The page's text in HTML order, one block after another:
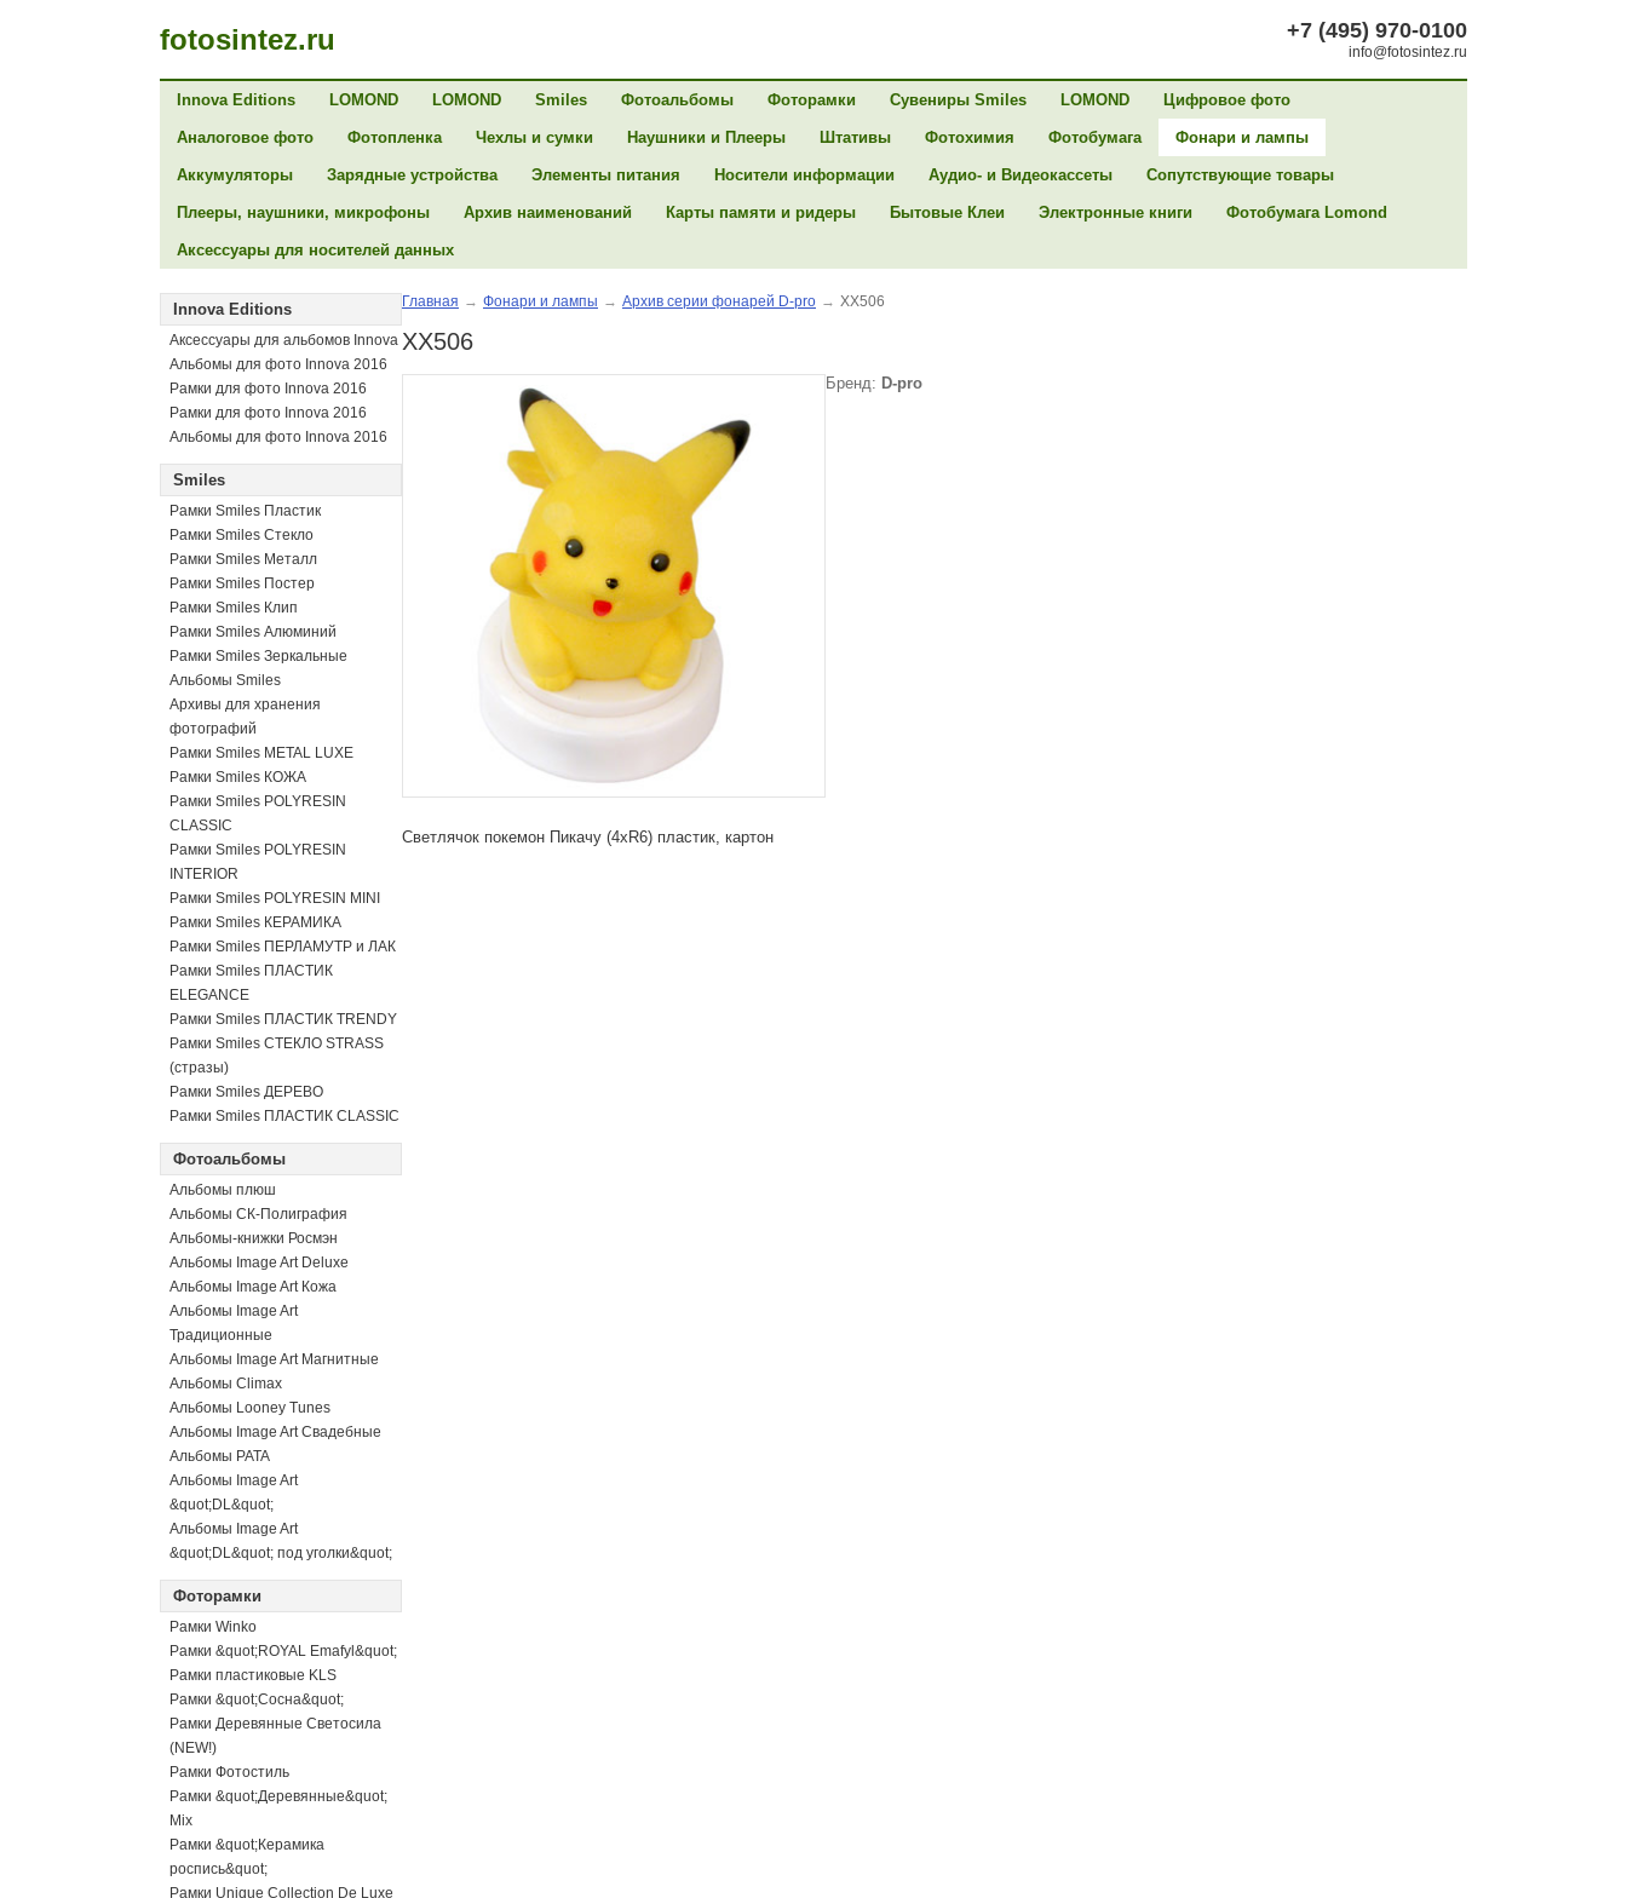
fotosintez.ru +7 (495) 970-0100
info@fotosintez.ru
Innova Editions LOMOND LOMOND Smiles Фотоальбомы Фоторамки Сувениры Smiles LOMOND Цифровое фото
Аналоговое фото Фотопленка Чехлы и сумки Наушники и Плееры Штативы Фотохимия Фотобумага Фонари и лампы
Аккумуляторы Зарядные устройства Элементы питания Носители информации Аудио- и Видеокассеты Сопутствующие товары
Плееры, наушники, микрофоны Архив наименований Карты памяти и ридеры Бытовые Клеи Электронные книги Фотобумага Lomond
Аксессуары для носителей данных
Innova Editions
Аксессуары для альбомов Innova
Альбомы для фото Innova 2016
Рамки для фото Innova 2016
Рамки для фото Innova 2016
Альбомы для фото Innova 2016
Smiles
Рамки Smiles Пластик
Рамки Smiles Стекло
Рамки Smiles Металл
Рамки Smiles Постер
Рамки Smiles Клип
Рамки Smiles Алюминий
Рамки Smiles Зеркальные
Альбомы Smiles
Архивы для хранения
фотографий
Рамки Smiles METAL LUXE
Рамки Smiles КОЖА
Рамки Smiles POLYRESIN
CLASSIC
Рамки Smiles POLYRESIN
INTERIOR
Рамки Smiles POLYRESIN MINI
Рамки Smiles КЕРАМИКА
Рамки Smiles ПЕРЛАМУТР и ЛАК
Рамки Smiles ПЛАСТИК
ELEGANCE
Рамки Smiles ПЛАСТИК TRENDY
Рамки Smiles СТЕКЛО STRASS
(стразы)
Рамки Smiles ДЕРЕВО
Рамки Smiles ПЛАСТИК CLASSIC
Фотоальбомы
Альбомы плюш
Альбомы СК-Полиграфия
Альбомы-книжки Росмэн
Альбомы Image Art Deluxe
Альбомы Image Art Кожа
Альбомы Image Art
Традиционные
Альбомы Image Art Магнитные
Альбомы Climax
Альбомы Looney Tunes
Альбомы Image Art Свадебные
Альбомы PATA
Альбомы Image Art
&quot;DL&quot;
Альбомы Image Art
&quot;DL&quot; под уголки&quot;
Фоторамки
Рамки Winko
Рамки &quot;ROYAL Emafyl&quot;
Рамки пластиковые KLS
Рамки &quot;Сосна&quot;
Рамки Деревянные Светосила
(NEW!)
Рамки Фотостиль
Рамки &quot;Деревянные&quot;
Mix
Рамки &quot;Керамика
роспись&quot;
Рамки Unique Collection De Luxe
Главная → Фонари и лампы → Архив серии фонарей D-pro → XX506
XX506
Бренд: D-pro
Светлячок покемон Пикачу (4xR6) пластик, картон